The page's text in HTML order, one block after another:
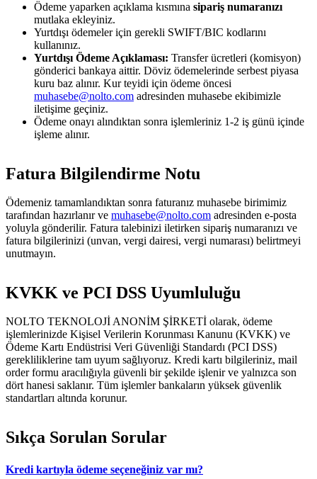
Ödeme yaparken açıklama kısmına sipariş numaranızı
mutlaka ekleyiniz.
Yurtdışı ödemeler için gerekli SWIFT/BIC kodlarını
kullanınız.
Yurtdışı Ödeme Açıklaması: Transfer ücretleri (komisyon)
gönderici bankaya aittir. Döviz ödemelerinde serbest piyasa
kuru baz alınır. Kur teyidi için ödeme öncesi
muhasebe@nolto.com adresinden muhasebe ekibimizle
iletişime geçiniz.
Ödeme onayı alındıktan sonra işlemleriniz 1-2 iş günü içinde
işleme alınır.
Fatura Bilgilendirme Notu
Ödemeniz tamamlandıktan sonra faturanız muhasebe birimimiz
tarafından hazırlanır ve muhasebe@nolto.com adresinden e-posta
yoluyla gönderilir. Fatura talebinizi iletirken sipariş numaranızı ve
fatura bilgilerinizi (unvan, vergi dairesi, vergi numarası) belirtmeyi
unutmayın.
KVKK ve PCI DSS Uyumluluğu
NOLTO TEKNOLOJİ ANONİM ŞİRKETİ olarak, ödeme
işlemlerinizde Kişisel Verilerin Korunması Kanunu (KVKK) ve
Ödeme Kartı Endüstrisi Veri Güvenliği Standardı (PCI DSS)
gerekliliklerine tam uyum sağlıyoruz. Kredi kartı bilgileriniz, mail
order formu aracılığıyla güvenli bir şekilde işlenir ve yalnızca son
dört hanesi saklanır. Tüm işlemler bankaların yüksek güvenlik
standartları altında korunur.
Sıkça Sorulan Sorular
Kredi kartıyla ödeme seçeneğiniz var mı?